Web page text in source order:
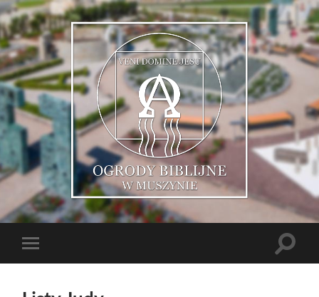
Muszyńskie
Ogrody
Biblijne
mobile
Toggle